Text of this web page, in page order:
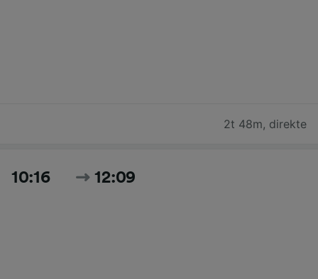
2t 48m, direkte
10:16 12:09